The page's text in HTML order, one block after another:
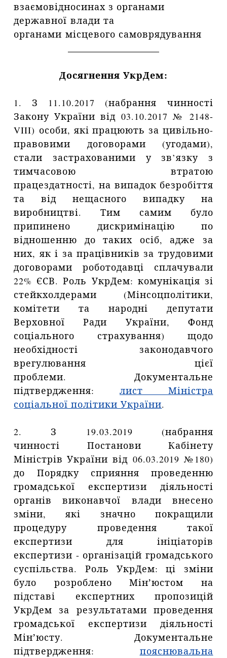
взаємовідносинах з органами
державної влади та
органами місцевого самоврядування
Досягнення УкрДем:
1. З 11.10.2017 (набрання чинності
Закону України від 03.10.2017 № 2148-
VIII) особи, які працюють за цивільно-
правовими договорами (угодами),
стали застрахованими у зв’язку з
тимчасовою втратою
працездатності, на випадок безробіття
та від нещасного випадку на
виробництві. Тим самим було
припинено дискримінацію по
відношенню до таких осіб, адже за
них, як і за працівників за трудовими
договорами роботодавці сплачували
22% ЄСВ. Роль УкрДем: комунікація зі
стейкхолдерами (Мінсоцполітики,
комітети та народні депутати
Верховної Ради України, Фонд
соціального страхування) щодо
необхідності законодавчого
врегулювання цієї
проблеми. Документальне
підтвердження: лист Міністра
соціальної політики України.
2. З 19.03.2019 (набрання
чинності Постанови Кабінету
Міністрів України від 06.03.2019 №180)
до Порядку сприяння проведенню
громадської експертизи діяльності
органів виконавчої влади внесено
зміни, які значно покращили
процедуру проведення такої
експертизи для ініціаторів
експертизи - організацій громадського
суспільства. Роль УкрДем: ці зміни
було розроблено Мінʼюстом на
підставі експертних пропозицій
УкрДем за результатами проведення
громадської експертизи діяльності
Мінʼюсту. Документальне
підтвердження: пояснювальна